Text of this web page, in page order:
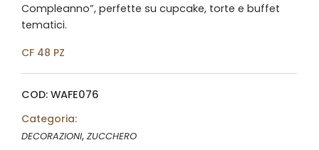
Compleanno”, perfette su cupcake, torte e buffet
tematici.
CF 48 PZ
COD: WAFE076
Categoria:
DECORAZIONI, ZUCCHERO